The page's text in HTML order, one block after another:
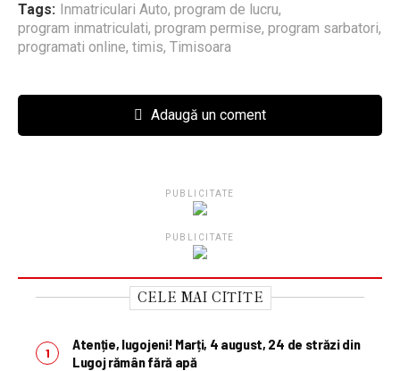
Tags: Inmatriculari Auto, program de lucru,
program inmatriculati, program permise, program sarbatori,
programati online, timis, Timisoara
Adaugă un coment
PUBLICITATE
PUBLICITATE
CELE MAI CITITE
Atenție, lugojeni! Marți, 4 august, 24 de străzi din
Lugoj rămân fără apă